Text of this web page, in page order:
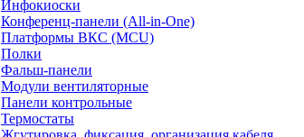
Инфокиоски
Конференц-панели (All-in-One)
Платформы ВКС (MCU)
Полки
Фальш-панели
Модули вентиляторные
Панели контрольные
Термостаты